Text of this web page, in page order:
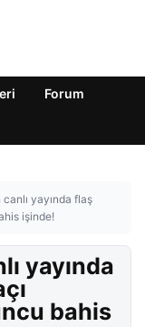
Forum
yayında flaş
işinde!
yayında
bahis